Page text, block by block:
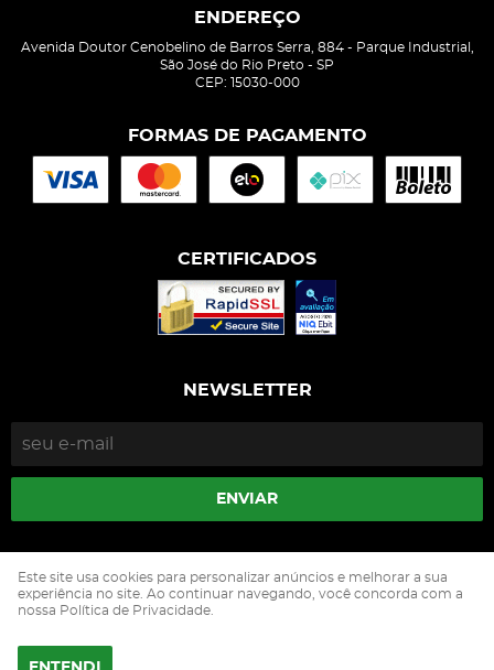
ENDEREÇO
Avenida Doutor Cenobelino de Barros Serra, 884- Parque Industrial,
São José do Rio Preto - SP
CEP: 15030-000
FORMAS DE PAGAMENTO
CERTIFICADOS
NEWSLETTER
ENVIAR
CNPJ: 05.500.229/0002-90
Este site usa cookies para personalizar anúncios e melhorar a sua
experiência no site. Ao continuar navegando, você concorda com a
nossa Política de Privacidade.